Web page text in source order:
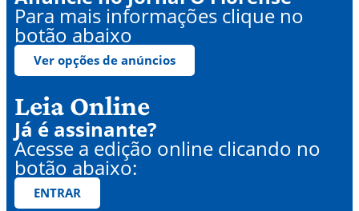
Para mais informações clique no
botão abaixo
Ver opções de anúncios
Leia Online
Já é assinante?
Acesse a edição online clicando no
botão abaixo:
ENTRAR